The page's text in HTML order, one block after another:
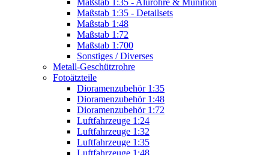
Maßstab 1:35 - Alurohre & Munition
Maßstab 1:35 - Detailsets
Maßstab 1:48
Maßstab 1:72
Maßstab 1:700
Sonstiges / Diverses
Metall-Geschützrohre
Fotoätzteile
Dioramenzubehör 1:35
Dioramenzubehör 1:48
Dioramenzubehör 1:72
Luftfahrzeuge 1:24
Luftfahrzeuge 1:32
Luftfahrzeuge 1:35
Luftfahrzeuge 1:48